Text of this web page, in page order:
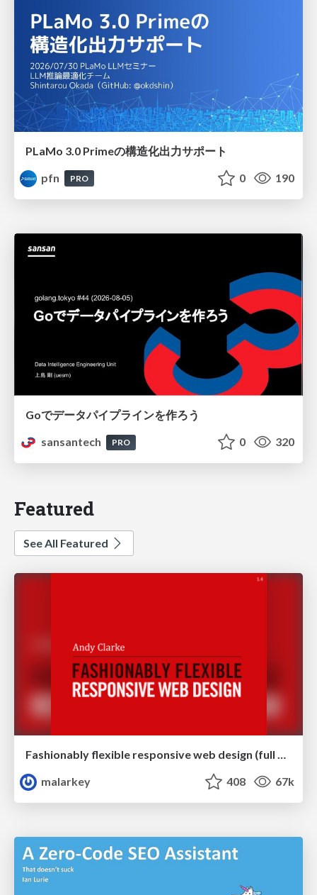
PLaMo 3.0 Primeの構造化出力サポート
pfn
PRO 0 190
Goでデータパイプラインを作ろう
sansantech
PRO 0 320
Featured
See All Featured
Fashionably flexible responsive web design (full day workshop)
malarkey
408 67k